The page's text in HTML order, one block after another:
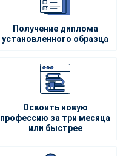
Получение диплома
установленного образца
Освоить новую
профессию за три месяца
или быстрее